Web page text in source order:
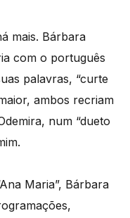
mais. Bárbara
com o português
palavras, “curte
ambos recriam
num “dueto
Maria”, Bárbara